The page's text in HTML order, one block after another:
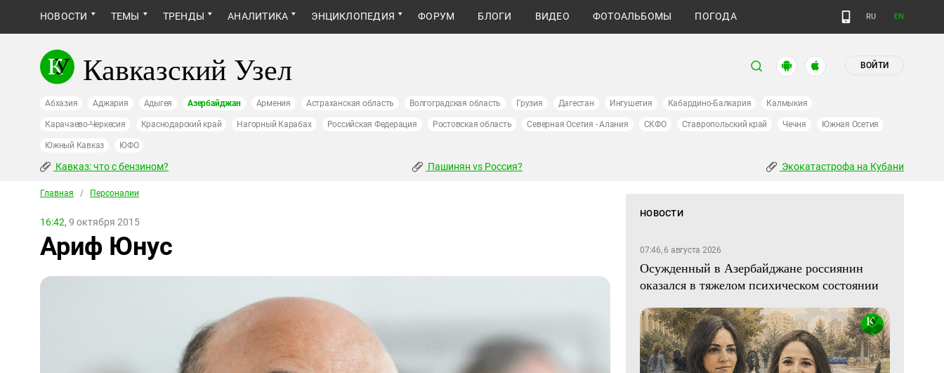
НОВОСТИ ТЕМЫ ТРЕНДЫ АНАЛИТИКА ЭНЦИКЛОПЕДИЯ ФОРУМ БЛОГИ ВИДЕО ФОТОАЛЬБОМЫ ПОГОДА RU EN
Кавказский Узел ВОЙТИ
Абхазия Аджария Адыгея Азербайджан Армения Астраханская область Волгоградская область Грузия Дагестан Ингушетия Кабардино-Балкария Калмыкия
Карачаево-Черкесия Краснодарский край Нагорный Карабах Российская Федерация Ростовская область Северная Осетия - Алания СКФО Ставропольский край Чечня Южная Осетия
Южный Кавказ ЮФО
Кавказ: что с бензином? Пашинян vs Россия? Экокатастрофа на Кубани
Главная / Персоналии
16:42, 9 октября 2015
Ариф Юнус
НОВОСТИ
07:46, 6 августа 2026
Осужденный в Азербайджане россиянин
оказался в тяжелом психическом состоянии